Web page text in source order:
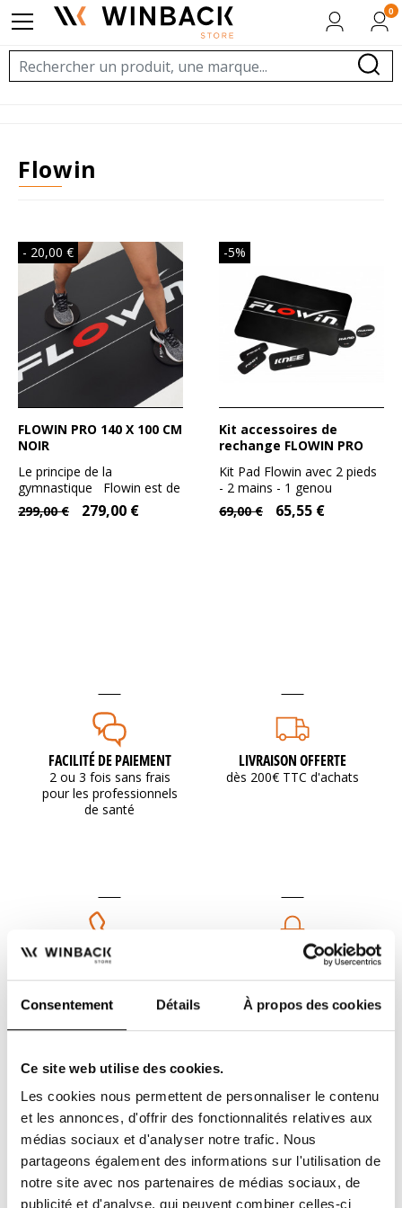
Consentement Détails À propos des cookies
Ce site web utilise des cookies.
Les cookies nous permettent de personnaliser le contenu
et les annonces, d'offrir des fonctionnalités relatives aux
médias sociaux et d'analyser notre trafic. Nous
partageons également des informations sur l'utilisation de
notre site avec nos partenaires de médias sociaux, de
publicité et d'analyse, qui peuvent combiner celles-ci
flowin
- 20,00 €
FLOWIN PRO 140 X 100 CM
NOIR
Le principe de la
gymnastique Flowin est de
réaliser des mouvements...
299,00 € 279,00 €
-5%
Kit accessoires de
rechange FLOWIN PRO
Kit Pad Flowin avec 2 pieds
- 2 mains - 1 genou
69,00 €
65,55 €
FACILITÉ DE PAIEMENT
2 ou 3 fois sans frais
pour les professionnels
de santé
LIVRAISON OFFERTE
dès 200€ TTC d'achats
SAV INTERNE
à votre écoute du lundi
au vendredi 9h à 17h00
PAIEMENT SÉCURISÉ
avec systempay, 3D
Secure, BRIDGE
MOYENS DE PAIEMENT
Visa, Mastercard,
virement instantané,
chèque et plus
0